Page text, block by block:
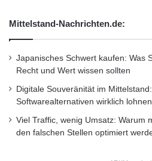
Mittelstand-Nachrichten.de:
Japanisches Schwert kaufen: Was
Recht und Wert wissen sollten
Digitale Souveränität im
Softwarealternativen wirklich lohnen
Viel Traffic, wenig Umsatz: Warum
den falschen Stellen optimiert